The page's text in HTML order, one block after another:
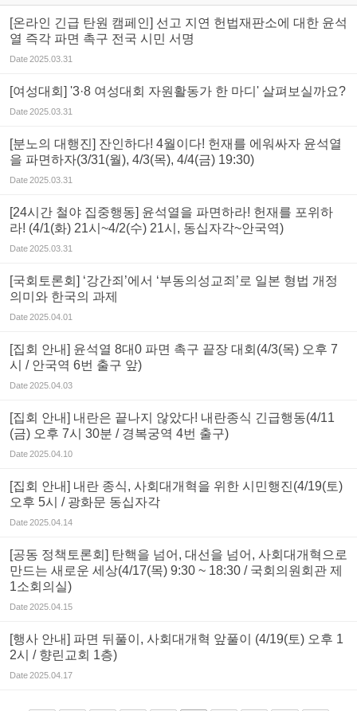
[온라인 긴급 탄원 캠페인] 선고 지연 헌법재판소에 대한 윤석
열 즉각 파면 촉구 전국 시민 서명
Date2025.03.31
[여성대회] '3·8 여성대회 자원활동가 한 마디' 살펴보실까요?
Date2025.03.31
[분노의 대행진] 잔인하다! 4월이다! 헌재를 에워싸자 윤석열
을 파면하자(3/31(월), 4/3(목), 4/4(금) 19:30)
Date2025.03.31
[24시간 철야 집중행동] 윤석열을 파면하라! 헌재를 포위하
라! (4/1(화) 21시~4/2(수) 21시, 동십자각~안국역)
Date2025.03.31
[국회토론회] ‘강간죄’에서 ‘부동의성교죄’로 일본 형법 개정
의미와 한국의 과제
Date2025.04.01
[집회 안내] 윤석열 8대0 파면 촉구 끝장 대회(4/3(목) 오후 7
시 / 안국역 6번 출구 앞)
Date2025.04.03
[집회 안내] 내란은 끝나지 않았다! 내란종식 긴급행동(4/11
(금) 오후 7시 30분 / 경복궁역 4번 출구)
Date2025.04.10
[집회 안내] 내란 종식, 사회대개혁을 위한 시민행진(4/19(토)
오후 5시 / 광화문 동십자각
Date2025.04.14
[공동 정책토론회] 탄핵을 넘어, 대선을 넘어, 사회대개혁으로
만드는 새로운 세상(4/17(목) 9:30 ~ 18:30 / 국회의원회관 제
1소회의실)
Date2025.04.15
[행사 안내] 파면 뒤풀이, 사회대개혁 앞풀이 (4/19(토) 오후 1
2시 / 향린교회 1층)
Date2025.04.17